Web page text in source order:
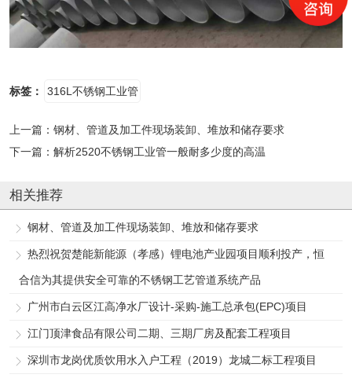
标签： 316L不锈钢工业管
上一篇： 钢材、管道及加工件现场装卸、堆放和储存要求
下一篇： 解析2520不锈钢工业管一般耐多少度的高温
相关推荐
钢材、管道及加工件现场装卸、堆放和储存要求
热烈祝贺楚能新能源（孝感）锂电池产业园项目顺利投产，恒
合信为其提供安全可靠的不锈钢工艺管道系统产品
广州市白云区江高净水厂设计-采购-施工总承包(EPC)项目
江门顶津食品有限公司二期、三期厂房及配套工程项目
深圳市龙岗优质饮用水入户工程（2019）龙城二标工程项目